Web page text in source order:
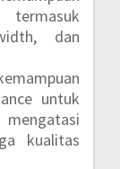
termasuk
dan
untuk
kualitas